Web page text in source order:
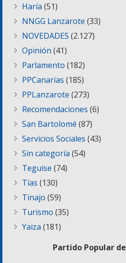
Haría (51)
NNGG Lanzarote (33)
NOVEDADES (2.127)
Opinión (41)
Parlamento (182)
PPCanarias (185)
PPLanzarote (273)
Recomendaciones (6)
San Bartolomé (87)
Servicios Sociales (43)
Sin categoría (54)
Teguise (74)
Tías (130)
Tinajo (59)
Turismo (35)
Yaiza (181)
Partido Popular de